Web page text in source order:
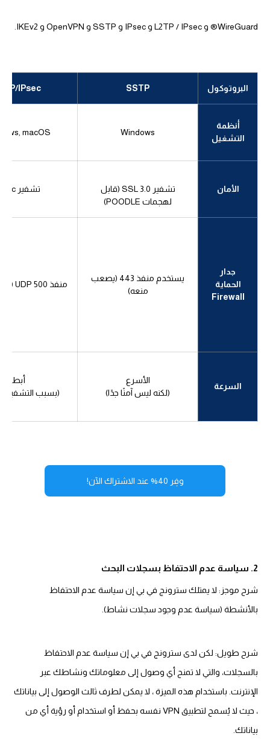
WireGuard® و L2TP / IPsec و IPsec و SSTP و OpenVPN و IKEv2.
البروتوكول SSTP
IPsec
أنظمة
التشغيل
Windows
macOS
الأمان
تشفير SSL 3.0 (قابل
لهجمات POODLE)
تشفير IPsec
جدار
الحماية
Firewall
يستخدم منفذ 443 (يصعب
منعه)
منفذ UDP 500 (سهل المنع)
السرعة
الأسرع
(لكنه ليس آمنًا جدًا)
أبطأ
(بسبب التشفير
وفِر 40% عند الاشتراك الآن!
2. سياسة عدم الاحتفاظ بسجلات البحث
شرح موجز: لا يمتلك سترونج في بي إن سياسة عدم الاحتفاظ
بالأنشطة (سياسة عدم وجود سجلات نشاط).
شرح طويل: لكن لدى سترونج في بي إن سياسة عدم الاحتفاظ
بالسجلات، والتي لا تمنح أي وصول إلى معلوماتك ونشاطك عبر
الإنترنت. باستخدام هذه الميزة ، لا يمكن لطرف ثالث الوصول إلى بياناتك
، حيث لا يُسمح لتطبيق VPN نفسه بحفظ أو استخدام أو رؤية أي من
بياناتك.